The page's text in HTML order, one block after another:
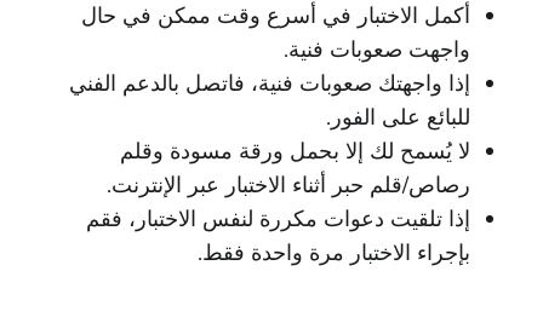
أكمل الاختبار في أسرع وقت ممكن في حال
واجهت صعوبات فنية.
إذا واجهتك صعوبات فنية، فاتصل بالدعم الفني
للبائع على الفور.
لا يُسمح لك إلا بحمل ورقة مسودة وقلم
رصاص/قلم حبر أثناء الاختبار عبر الإنترنت.
إذا تلقيت دعوات مكررة لنفس الاختبار، فقم
بإجراء الاختبار مرة واحدة فقط.